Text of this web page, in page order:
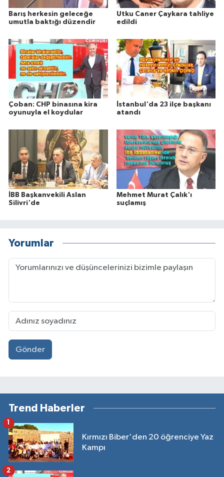
Barış herkesin geleceğe
umutla baktığı düzendir
Utku Caner Çaykara tahliye
edildi
Çoban: CHP binasına kira
oyunuyla el koydular
İstanbul'da 23 ilçe başkanı
atandı
İBB Başkanvekili Aslan
Silivri'de
Mehmet Murat Çalık'ı
suçlamış
Yorumlar
Gönder
Trend Haberler
Kırmızı Biber'den 20 öğrenciye Yaz
Kampı
1
2